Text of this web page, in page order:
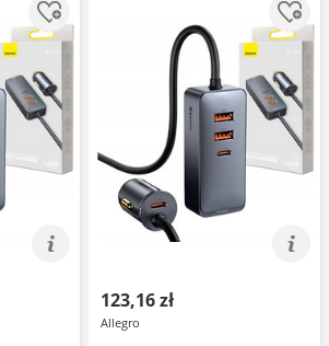
123,16 zł
Allegro